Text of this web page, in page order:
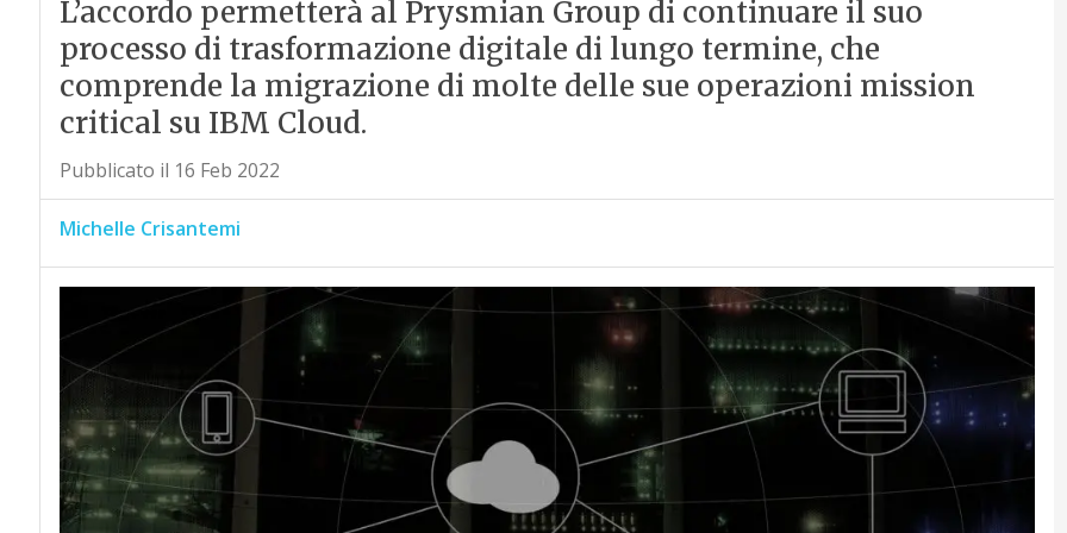
L’accordo permetterà al Prysmian Group di continuare il suo
processo di trasformazione digitale di lungo termine, che
comprende la migrazione di molte delle sue operazioni mission
critical su IBM Cloud.
Pubblicato il 16 Feb 2022
Michelle Crisantemi